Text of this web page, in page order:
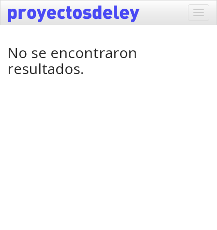
No se encontraron
resultados.